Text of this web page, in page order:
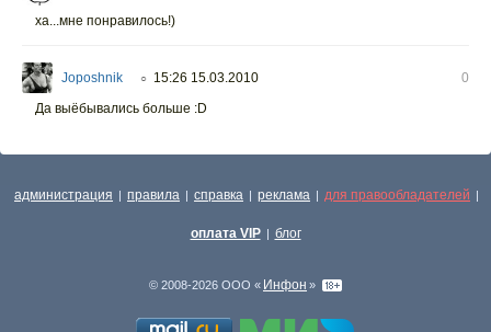
ха...мне понравилось!)
Joposhnik ○ 15:26 15.03.2010
0
Да выёбывались больше :D
администрация | правила | справка | реклама | для правообладателей |
оплата VIP | блог
© 2008-2026 ООО « Инфон »